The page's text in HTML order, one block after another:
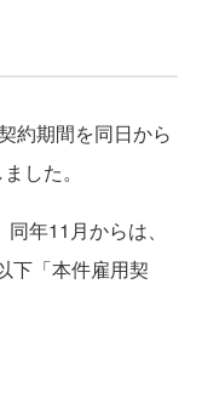
約期間を同日から
した。
年11月からは、
下「本件雇用契